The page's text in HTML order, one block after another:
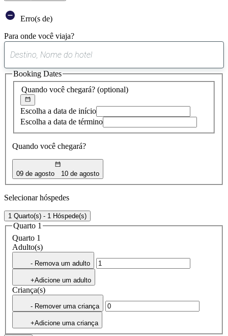
Erro(s de)
Para onde você viaja?
sugestão
encontrada
Quando você chegará? (optional)
Escolha a data de início
Escolha a data de término
Quando você chegará?
09 de agosto 10 de agosto
Booking Dates
Selecionar hóspedes
1 Quarto(s) - 1 Hóspede(s)
Quarto 1
Quarto 1
Adulto(s)
- Remova um adulto
+Adicione um adulto
Criança(s)
- Remover uma criança
+Adicione uma criança